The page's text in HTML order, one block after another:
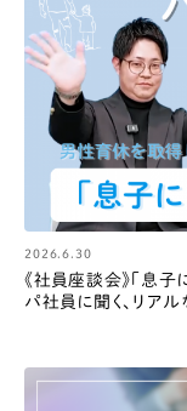
2026.6.30
《社員座談会》「息
パ社員に聞く、リア